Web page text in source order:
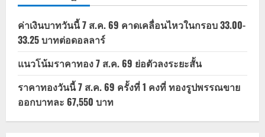
ค่าเงินบาทวันนี้ 7 ส.ค. 69 คาดเคลื่อนไหวในกรอบ 33.00-
33.25 บาทต่อดอลลาร์
แนวโน้มราคาทอง 7 ส.ค. 69 ย่อตัวลงระยะสั้น
ราคาทองวันนี้ 7 ส.ค. 69 ครั้งที่ 1 คงที่ ทองรูปพรรณขาย
ออกบาทละ 67,550 บาท